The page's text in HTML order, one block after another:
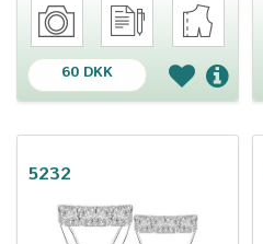
60 DKK
5232